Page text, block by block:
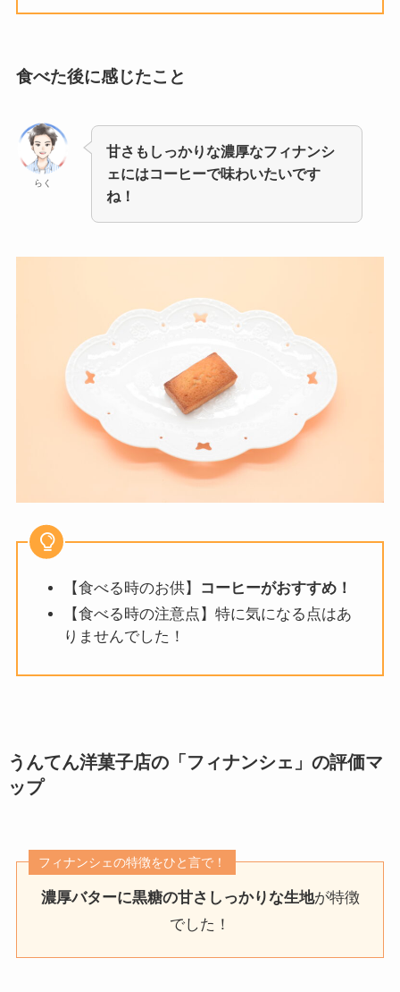
食べた後に感じたこと
らく
甘さもしっかりな濃厚なフィナンシ
ェにはコーヒーで味わいたいです
ね！
【食べる時のお供】
コーヒーがおすすめ！
【食べる時の注意点】特に気になる点はあ
りませんでした！
うんてん洋菓子店の「フィナンシェ」 の評価マ
ップ
フィナンシェの特徴をひと言で！
濃厚バターに黒糖の甘さしっかりな生地が特徴
でした！